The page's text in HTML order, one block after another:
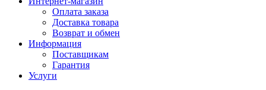
Оплата заказа
Доставка товара
Возврат и обмен
Информация
Поставщикам
Гарантия
Услуги